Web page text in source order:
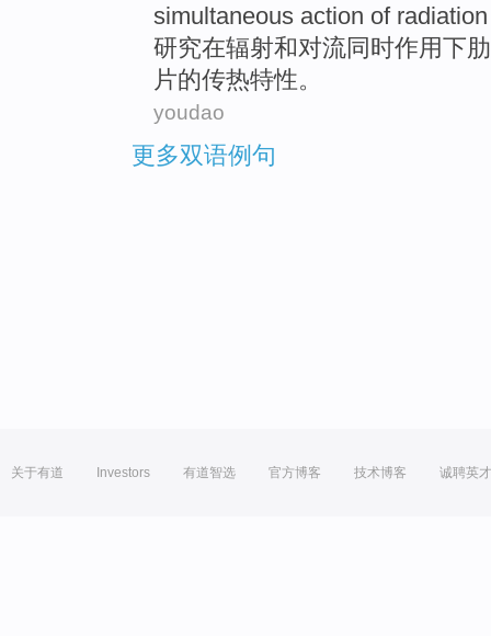
simultaneous action of radiation
研究在辐射和对流同时作用下肋
片的传热特性。
youdao
更多双语例句
关于有道 Investors 有道智选 官方博客 技术博客 诚聘英才